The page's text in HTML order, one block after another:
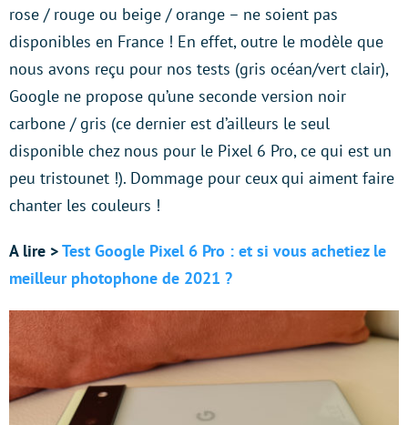
rose / rouge ou beige / orange – ne soient pas
disponibles en France ! En effet, outre le modèle que
nous avons reçu pour nos tests (gris océan/vert clair),
Google ne propose qu’une seconde version noir
carbone / gris (ce dernier est d’ailleurs le seul
disponible chez nous pour le Pixel 6 Pro, ce qui est un
peu tristounet !). Dommage pour ceux qui aiment faire
chanter les couleurs !
A lire >Test Google Pixel 6 Pro : et si vous achetiez le
meilleur photophone de 2021 ?